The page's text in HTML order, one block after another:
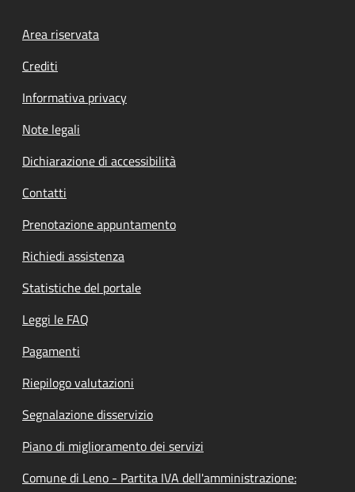
Footer menu
Area riservata
Crediti
Informativa privacy
Note legali
Dichiarazione di accessibilità
Contatti
Prenotazione appuntamento
Richiedi assistenza
Statistiche del portale
Leggi le FAQ
Pagamenti
Riepilogo valutazioni
Segnalazione disservizio
Piano di miglioramento dei servizi
Comune di Leno - Partita IVA dell'amministrazione: